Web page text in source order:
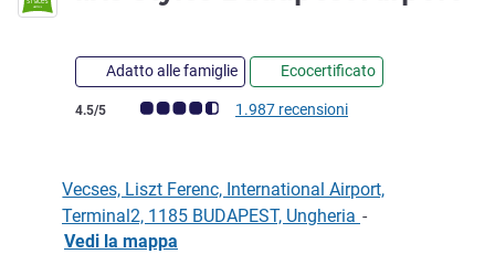
Adatto alle famiglie Ecocertificato
Giudizio clienti (Valutazione ALL)
4.5/5 1.987 recensioni
Vecses, Liszt Ferenc, International Airport,
Terminal2, 1185 BUDAPEST, Ungheria -
Vedi la mappa